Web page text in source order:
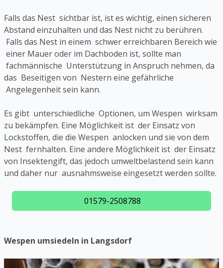
Falls das Nest sichtbar ist, ist es wichtig, einen sicheren
Abstand einzuhalten und das Nest nicht zu berühren.
Falls das Nest in einem schwer erreichbaren Bereich wie
einer Mauer oder im Dachboden ist, sollte man
fachmännische Unterstützung in Anspruch nehmen, da
das Beseitigen von Nestern eine gefährliche
Angelegenheit sein kann.
Es gibt unterschiedliche Optionen, um Wespen wirksam
zu bekämpfen. Eine Möglichkeit ist der Einsatz von
Lockstoffen, die die Wespen anlocken und sie von dem
Nest fernhalten. Eine andere Möglichkeit ist der Einsatz
von Insektengift, das jedoch umweltbelastend sein kann
und daher nur ausnahmsweise eingesetzt werden sollte.
01579-2508788
Wespen umsiedeln in Langsdorf